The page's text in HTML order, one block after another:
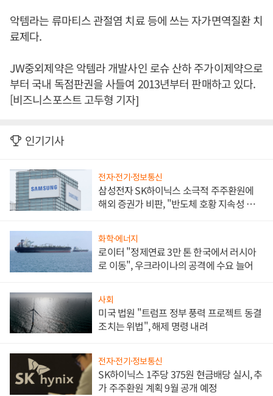
악템라는 류마티스 관절염 치료 등에 쓰는 자가면역질환 치
료제다.
JW중외제약은 악템라 개발사인 로슈 산하 주가이제약으로
부터 국내 독점판권을 사들여 2013년부터 판매하고 있다.
[비즈니스포스트 고두형 기자]
인기기사
전자·전기·정보통신
삼성전자 SK하이닉스 소극적 주주환원에
해외 증권가 비판, "반도체 호황 지속성 의
화학·에너지
로이터 "정제연료 3만 톤 한국에서 러시아
로 이동", 우크라이나의 공격에 수요 늘어
사회
미국 법원 "트럼프 정부 풍력 프로젝트 동결
조치는 위법", 해제 명령 내려
전자·전기·정보통신
SK하이닉스 1주당 375원 현금배당 실시, 추
가 주주환원 계획 9월 공개 예정